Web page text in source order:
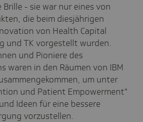
Brille - sie war nur eines von
die beim diesjährigen
von Health Capital
und TK vorgestellt wurden.
und Pioniere des
waren in den Räumen von IBM
um unter
und Patient Empowerment"
Ideen für eine bessere
vorzustellen.